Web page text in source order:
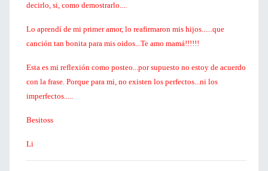
decirlo, si, como demostrarlo....
Lo aprendí de mi primer amor, lo reafirmaron mis hijos......que
canción tan bonita para mis oidos...Te amo mamá!!!!!!
Esta es mi reflexión como posteo...por supuesto no estoy de acuerdo
con la frase. Porque para mi, no existen los perfectos...ni los
imperfectos.....
Besitoss
Li